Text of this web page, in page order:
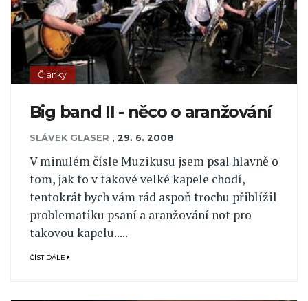
Články
Big band II - něco o aranžování
SLÁVEK GLASER , 29. 6. 2008
V minulém čísle Muzikusu jsem psal hlavně o
tom, jak to v takové velké kapele chodí,
tentokrát bych vám rád aspoň trochu přiblížil
problematiku psaní a aranžování not pro
takovou kapelu.....
ČÍST DÁLE